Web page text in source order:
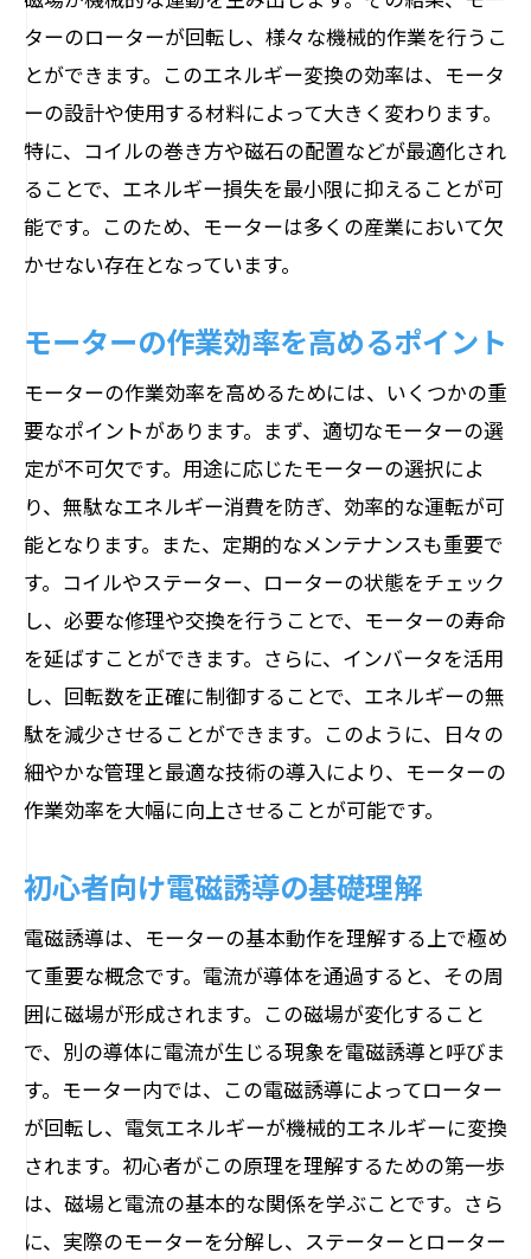
ターのローターが回転し、様々な機械的作業を行うこ
とができます。このエネルギー変換の効率は、モータ
ーの設計や使用する材料によって大きく変わります。
特に、コイルの巻き方や磁石の配置などが最適化され
ることで、エネルギー損失を最小限に抑えることが可
能です。このため、モーターは多くの産業において欠
かせない存在となっています。
モーターの作業効率を高めるポイント
モーターの作業効率を高めるためには、いくつかの重
要なポイントがあります。まず、適切なモーターの選
定が不可欠です。用途に応じたモーターの選択によ
り、無駄なエネルギー消費を防ぎ、効率的な運転が可
能となります。また、定期的なメンテナンスも重要で
す。コイルやステーター、ローターの状態をチェック
し、必要な修理や交換を行うことで、モーターの寿命
を延ばすことができます。さらに、インバータを活用
し、回転数を正確に制御することで、エネルギーの無
駄を減少させることができます。このように、日々の
細やかな管理と最適な技術の導入により、モーターの
作業効率を大幅に向上させることが可能です。
初心者向け電磁誘導の基礎理解
電磁誘導は、モーターの基本動作を理解する上で極め
て重要な概念です。電流が導体を通過すると、その周
囲に磁場が形成されます。この磁場が変化すること
で、別の導体に電流が生じる現象を電磁誘導と呼びま
す。モーター内では、この電磁誘導によってローター
が回転し、電気エネルギーが機械的エネルギーに変換
されます。初心者がこの原理を理解するための第一歩
は、磁場と電流の基本的な関係を学ぶことです。さら
に、実際のモーターを分解し、ステーターとローター